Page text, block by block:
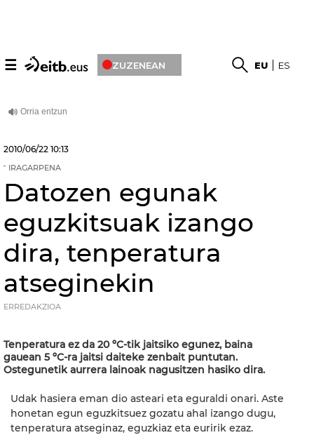
☰ ZUZENEAN EU ES
2010/06/22 10:13
IRAGARPENA
Datozen egunak
eguzkitsuak izango
dira, tenperatura
atseginekin
ERREDAKZIOA
Tenperatura ez da 20 ºC-tik jaitsiko egunez, baina
gauean 5 ºC-ra jaitsi daiteke zenbait puntutan.
Ostegunetik aurrera lainoak nagusitzen hasiko dira.
Udak hasiera eman dio asteari eta eguraldi onari. Aste
honetan egun eguzkitsuez gozatu ahal izango dugu,
tenperatura atseginaz, eguzkiaz eta euririk ezaz.